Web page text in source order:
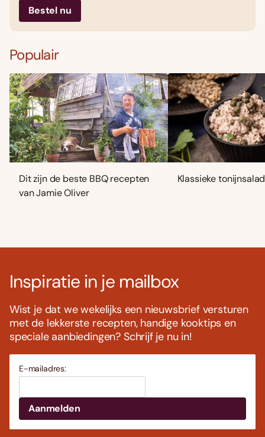
Bestel nu
Populair
Dit zijn de beste BBQ recepten
van Jamie Oliver
Klassieke
Inspiratie in je mailbox
Wist je dat we wekelijks een nieuwsbrief versturen
met de lekkerste recepten, handige kooktips en
speciale aanbiedingen? Schrijf je nu in!
E-mailadres: